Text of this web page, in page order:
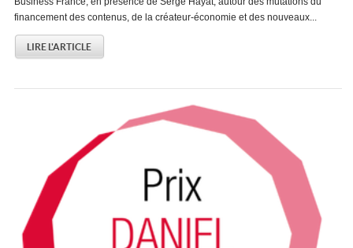
financement des contenus, de la créateur-économie et des nouveaux...
LIRE L'ARTICLE